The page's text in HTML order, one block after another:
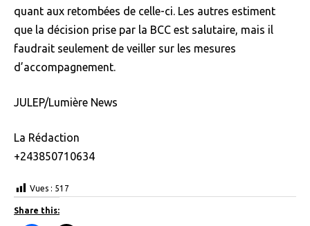
quant aux retombées de celle-ci. Les autres estiment
que la décision prise par la BCC est salutaire, mais il
faudrait seulement de veiller sur les mesures
d’accompagnement.
JULEP/Lumière News
La Rédaction
+243850710634
Vues : 517
Share this: